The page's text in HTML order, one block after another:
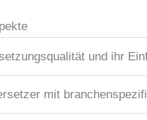
und ihr
mit